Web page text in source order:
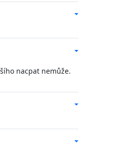
nacpat nemůže.